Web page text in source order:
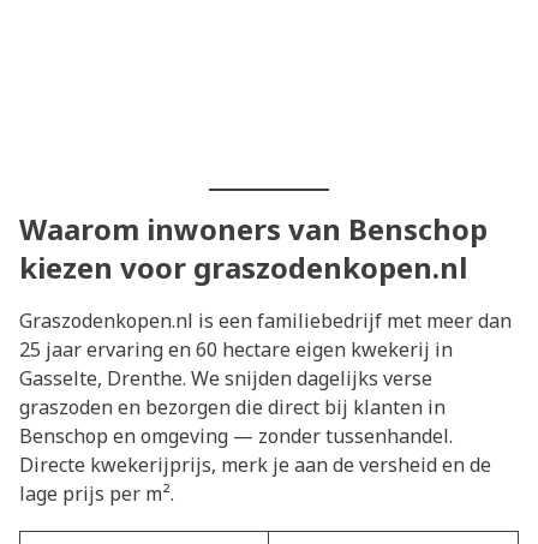
Waarom inwoners van Benschop
kiezen voor graszodenkopen.nl
Graszodenkopen.nl is een familiebedrijf met meer dan
25 jaar ervaring en 60 hectare eigen kwekerij in
Gasselte, Drenthe. We snijden dagelijks verse
graszoden en bezorgen die direct bij klanten in
Benschop en omgeving — zonder tussenhandel.
Directe kwekerijprijs, merk je aan de versheid en de
lage prijs per m².